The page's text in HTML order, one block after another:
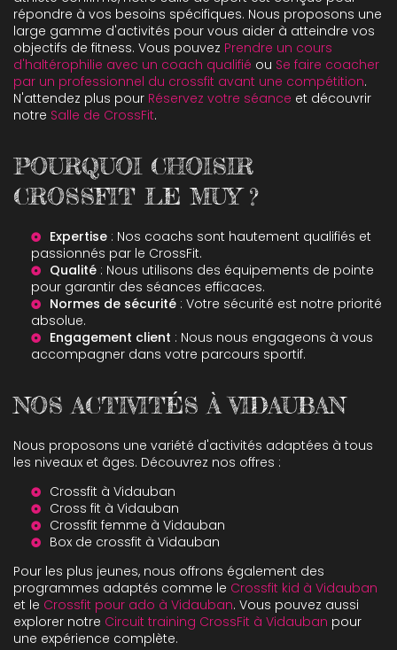
répondre à vos besoins spécifiques. Nous proposons une
large gamme d'activités pour vous aider à atteindre vos
objectifs de fitness. Vous pouvez Prendre un cours
d'haltérophilie avec un coach qualifié ou Se faire coacher
par un professionnel du crossfit avant une compétition.
N'attendez plus pour Réservez votre séance et découvrir
notre Salle de CrossFit.
POURQUOI CHOISIR
CROSSFIT LE MUY ?
Expertise : Nos coachs sont hautement qualifiés et
passionnés par le CrossFit.
Qualité : Nous utilisons des équipements de pointe
pour garantir des séances efficaces.
Normes de sécurité : Votre sécurité est notre priorité
absolue.
Engagement client : Nous nous engageons à vous
accompagner dans votre parcours sportif.
NOS ACTIVITÉS À VIDAUBAN
Nous proposons une variété d'activités adaptées à tous
les niveaux et âges. Découvrez nos offres :
Crossfit à Vidauban
Cross fit à Vidauban
Crossfit femme à Vidauban
Box de crossfit à Vidauban
Pour les plus jeunes, nous offrons également des
programmes adaptés comme le Crossfit kid à Vidauban
et le Crossfit pour ado à Vidauban. Vous pouvez aussi
explorer notre Circuit training CrossFit à Vidauban pour
une expérience complète.